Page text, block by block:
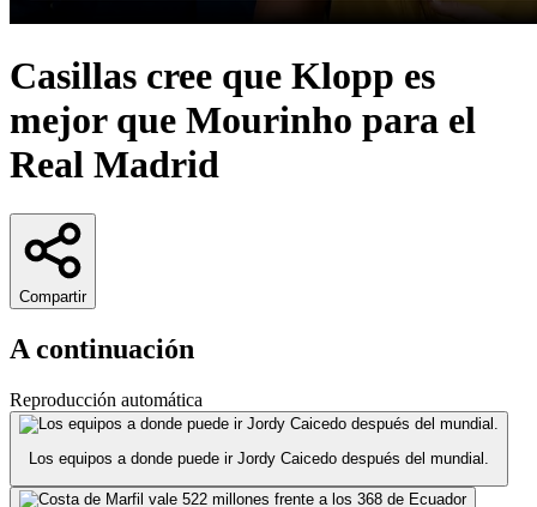
Casillas cree que Klopp es
mejor que Mourinho para el
Real Madrid
Compartir
A continuación
Reproducción automática
Los equipos a donde puede ir Jordy Caicedo después del mundial.